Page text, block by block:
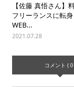
【佐藤 真悟さん】
フリーランスに転身
WEB...
2021.07.28
コメント ( 0